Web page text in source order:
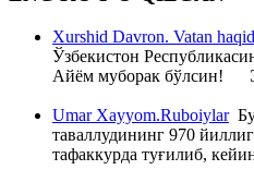
Xurshid Davron. Vatan
Ўзбекистон
Айём муборак бўлсин!
Umar Xayyom.Ruboiylar
таваллудининг 970
тафаккурда туғилиб,